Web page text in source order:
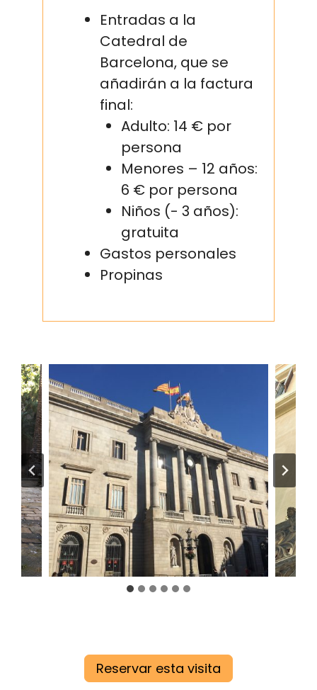
Entradas a la
Catedral de
Barcelona, que se
añadirán a la factura
final:
Adulto: 14 € por
persona
Menores – 12 años:
6 € por persona
Niños (- 3 años):
gratuita
Gastos personales
Propinas
Reservar esta visita